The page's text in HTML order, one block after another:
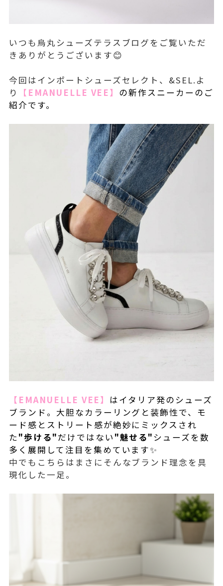
いつも烏丸シューズテラスブログをご覧いただ
きありがとうございます😊
今回はインポートシューズセレクト、&SEL.よ
り
【EMANUELLE VEE】 の新作スニーカーのご
紹介です。
【EMANUELLE VEE】 はイタリア発のシューズ
ブランド。大胆なカラーリングと装飾性で、モ
ード感とストリート感が絶妙にミックスされ
た"歩ける"だけではない "魅せる" シューズを数
多く展開して注目を集めています✨
中でもこちらはまさにそんなブランド理念を具
現化した一足。